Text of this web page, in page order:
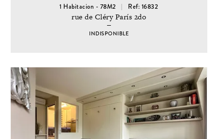
1 Habitacion - 78M2 Ref: 16832
rue de Cléry París 2do
INDISPONIBLE